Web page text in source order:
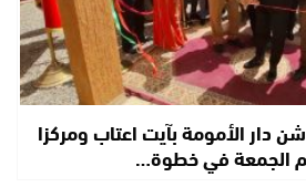
دار الأمومة بآيت اعتاب ومركزا
الجمعة في خطوة…